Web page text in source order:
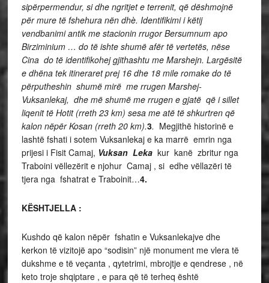
sipërpermendur, si dhe ngritjet e terrenit, që dëshmojnë
për mure të fshehura nën dhè. Identifikimi i këtij
vendbanimi antik me stacionin rrugor Bersumnum apo
Birziminium … do të ishte shumë afër të vertetës, nëse
Cina do të identifikohej gjithashtu me Marshejn. Largësitë
e dhëna tek itineraret prej 16 dhe 18 mile romake do të
përputheshin shumë mirë me rrugen Marshej-
Vuksanlekaj, dhe më shumë me rrugen e gjatë që i sillet
liqenit të Hotit (rreth 23 km) sesa me atë të shkurtren që
kalon nëpër Kosan (rreth 20 km).3. Megjithë historinë e
lashtë fshati i sotem Vuksanlekaj e ka marrë emrin nga
prijesi i Fisit Camaj, Vuksan Lekakur kanë zbritur nga
Traboini vëllezërit e njohur Camaj , si edhe vëllazëri të
tjera nga fshatrat e Traboinit…4.
KËSHTJELLA :
Kushdo që kalon nëpër fshatin e Vuksanlekajve dhe
kerkon të vizitojë apo “sodisin” një monument me vlera të
dukshme e të veçanta , qytetrimi, mbrojtje e qendrese , në
keto troje shqiptare , e para që të terheq është